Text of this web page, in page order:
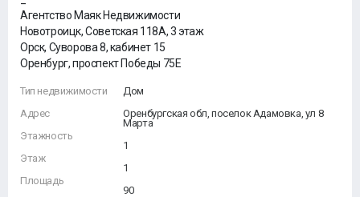
Агентство Маяк Недвижимости
Новотроицк, Советская 118А, 3 этаж
Орск, Суворова 8, кабинет 15
Оренбург, проспект Победы 75Е
Тип недвижимости
Адрес
Этажность
Этаж
Площадь
Дом
Оренбургская обл, поселок Адамовка, ул 8
Марта
1
1
90